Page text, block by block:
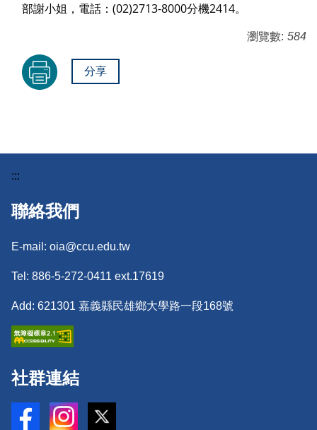
部謝小姐，電話：(02)2713-8000分機2414。
瀏覽數: 584
分享
:::
聯絡我們
E-mail: oia@ccu.edu.tw
Tel: 886-5-272-0411 ext.17619
Add: 621301 嘉義縣民雄鄉大學路一段168號
社群連結